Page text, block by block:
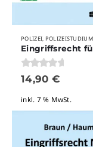
POLIZEI POLIZEISTUDIUM,
0von 5
14,90 €
inkl. 7 % MwSt.